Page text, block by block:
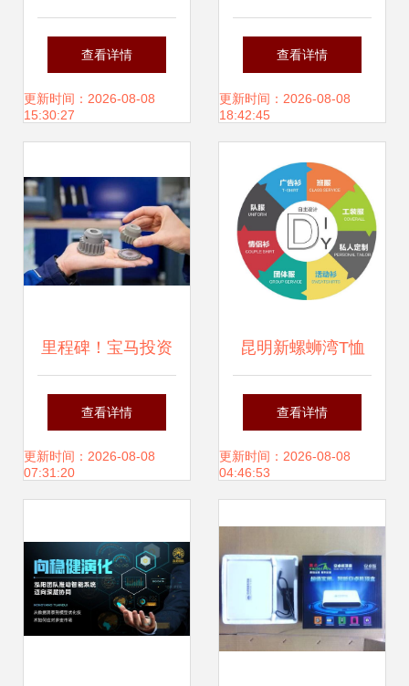
企业全过程工程咨
询服务新路径中的
查看详情
更新时间：2026-08-08
15:30:27
的发展前景
查看详情
更新时间：2026-08-08
18:42:45
里程碑！宝马投资
超1亿元的慕尼黑
3D打印工厂启动
查看详情
更新时间：2026-08-08
07:31:20
昆明新螺蛳湾T恤
衫定制 打造品牌形
象的优质沃土
查看详情
更新时间：2026-08-08
04:46:53